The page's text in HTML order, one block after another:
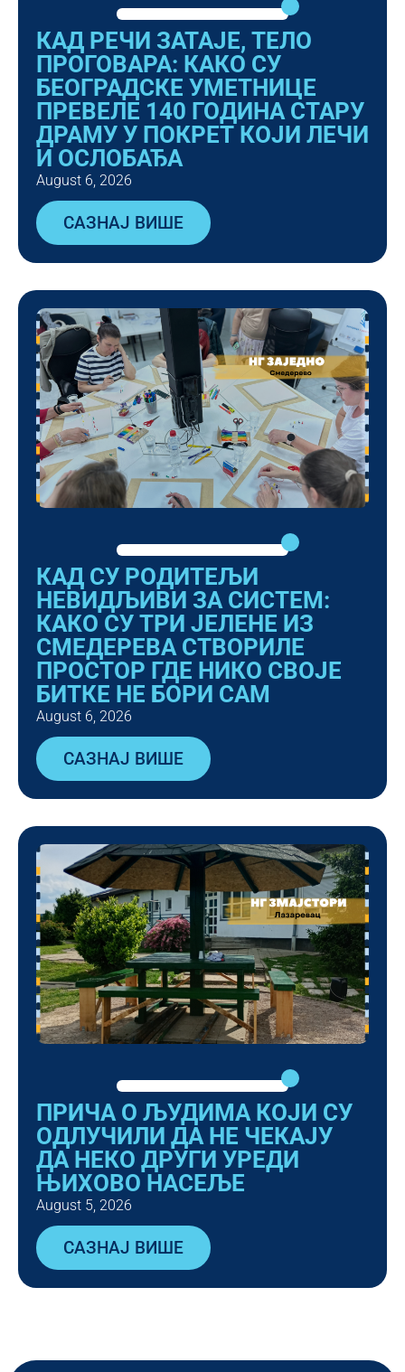
КАД РЕЧИ ЗАТАЈЕ, ТЕЛО
ПРОГОВАРА: КАКО СУ
БЕОГРАДСКЕ УМЕТНИЦЕ
ПРЕВЕЛЕ 140 ГОДИНА СТАРУ
ДРАМУ У ПОКРЕТ КОЈИ ЛЕЧИ
И ОСЛОБАЂА
August 6, 2026
САЗНАЈ ВИШЕ
КАД СУ РОДИТЕЉИ
НЕВИДЉИВИ ЗА СИСТЕМ:
КАКО СУ ТРИ ЈЕЛЕНЕ ИЗ
СМЕДЕРЕВА СТВОРИЛЕ
ПРОСТОР ГДЕ НИКО СВОЈЕ
БИТКЕ НЕ БОРИ САМ
August 6, 2026
САЗНАЈ ВИШЕ
ПРИЧА О ЉУДИМА КОЈИ СУ
ОДЛУЧИЛИ ДА НЕ ЧЕКАЈУ
ДА НЕКО ДРУГИ УРЕДИ
ЊИХОВО НАСЕЉЕ
August 5, 2026
САЗНАЈ ВИШЕ